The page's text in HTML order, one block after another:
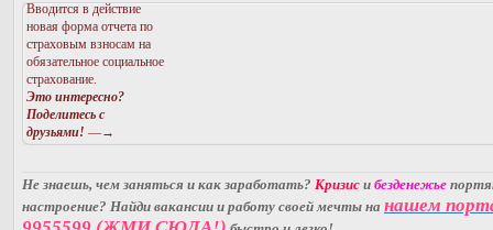
Вводится в действие
новая форма отчета по
страховым взносам на
обязательное социальное
страхование.
Это интересно?
Поделитесь с
друзьями! —→
Не знаешь, чем заняться и как заработать? Кризис и безденежье
настроение? Найди вакансии и работу своей мечты на нашем